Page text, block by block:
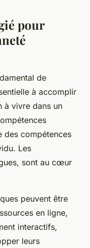
pour
de
à accomplir
à vivre dans un
des compétences
Les
sont au cœur
peuvent être
en ligne,
interactifs,
leurs